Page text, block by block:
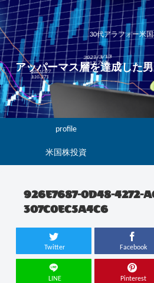
30代アラフォー米
アッパーマス層を達成した
profile
米国株投資
926E7687-0D48-4272-
307C0EC5A4C6
Twitter Facebook
LINE Pinterest